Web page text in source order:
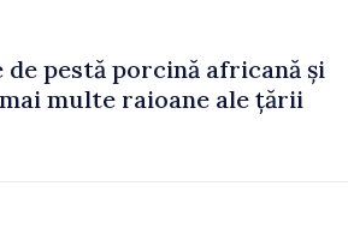
pestă porcină africană și
multe raioane ale țării